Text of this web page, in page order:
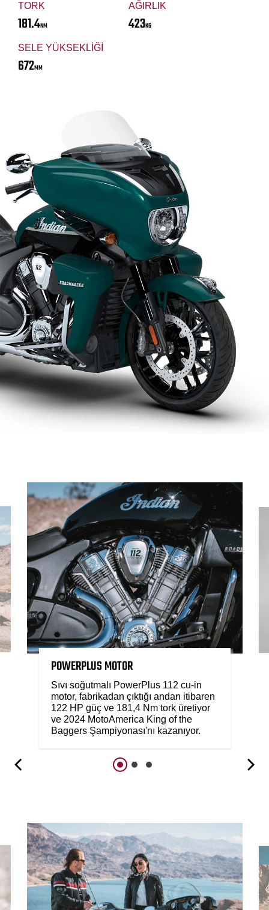
TORK
181.4NM
AĞIRLIK
423KG
SELE YÜKSEKLİĞİ
672MM
POWERPLUS MOTOR
Sıvı soğutmalı PowerPlus 112 cu-in
motor, fabrikadan çıktığı andan itibaren
122 HP güç ve 181,4 Nm tork üretiyor
ve 2024 MotoAmerica King of the
Baggers Şampiyonası'nı kazanıyor.